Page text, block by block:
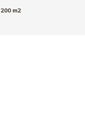
200 m2